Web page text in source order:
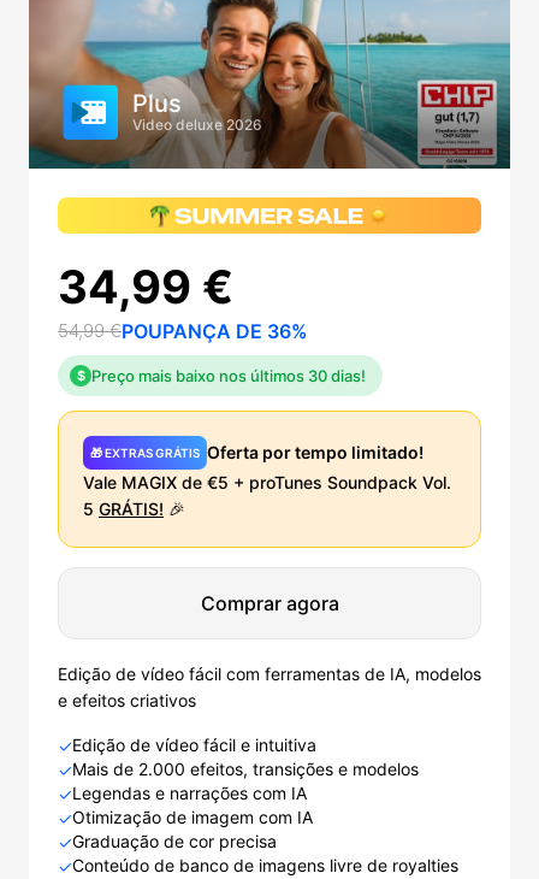
Plus
Video deluxe 2026
34,99 €
54,99 €POUPANÇA DE 36%
$ Preço mais baixo nos últimos 30 dias!
🎁 EXTRAS GRÁTIS Oferta por tempo limitado!
Vale MAGIX de €5 + proTunes Soundpack Vol.
5 GRÁTIS! 🎉
Comprar agora
Edição de vídeo fácil com ferramentas de IA, modelos
e efeitos criativos
✓Edição de vídeo fácil e intuitiva
✓Mais de 2.000 efeitos, transições e modelos
✓Legendas e narrações com IA
✓Otimização de imagem com IA
✓Graduação de cor precisa
✓Conteúdo de banco de imagens livre de royalties